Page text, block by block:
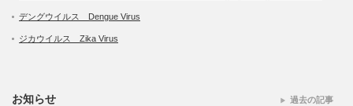
デングウイルス Dengue Virus
ジカウイルス Zika Virus
お知らせ 過去の記事